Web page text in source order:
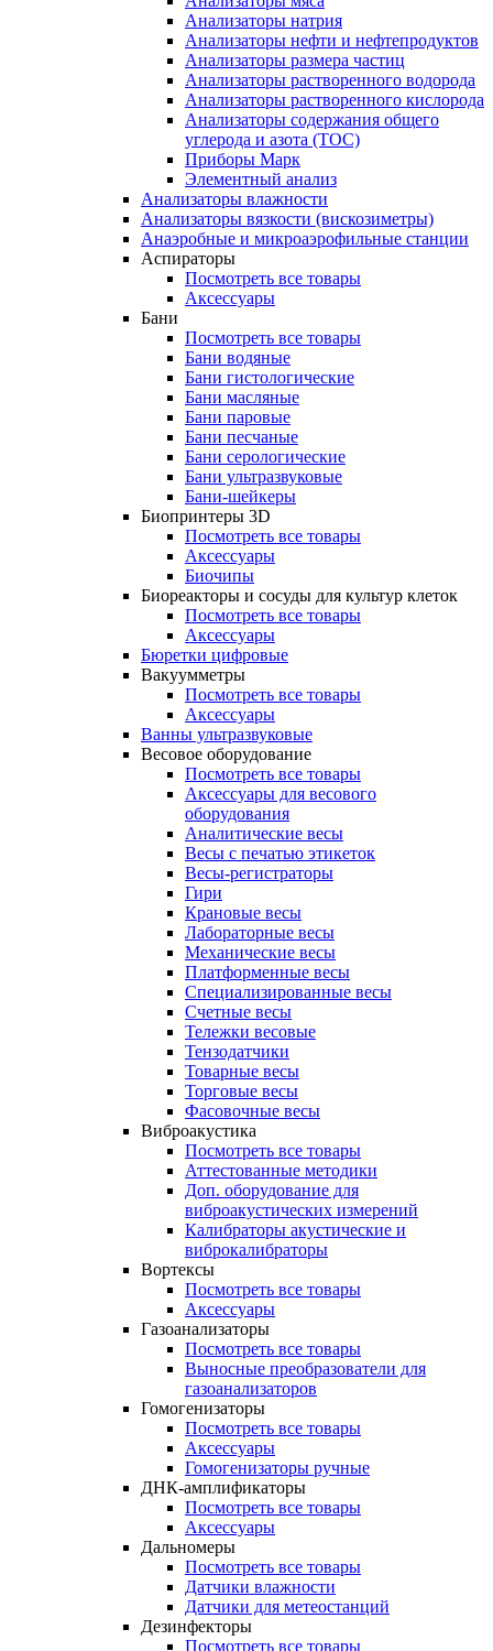
Анализаторы натрия
Анализаторы нефти и нефтепродуктов
Анализаторы размера частиц
Анализаторы растворенного водорода
Анализаторы растворенного кислорода
Анализаторы содержания общего
углерода и азота (ТОС)
Приборы Марк
Элементный анализ
Анализаторы влажности
Анализаторы вязкости (вискозиметры)
Анаэробные и микроаэрофильные станции
Аспираторы
Посмотреть все товары
Аксессуары
Бани
Посмотреть все товары
Бани водяные
Бани гистологические
Бани масляные
Бани паровые
Бани песчаные
Бани серологические
Бани ультразвуковые
Бани-шейкеры
Биопринтеры 3D
Посмотреть все товары
Аксессуары
Биочипы
Биореакторы и сосуды для культур клеток
Посмотреть все товары
Аксессуары
Бюретки цифровые
Вакуумметры
Посмотреть все товары
Аксессуары
Ванны ультразвуковые
Весовое оборудование
Посмотреть все товары
Аксессуары для весового
оборудования
Аналитические весы
Весы с печатью этикеток
Весы-регистраторы
Гири
Крановые весы
Лабораторные весы
Механические весы
Платформенные весы
Специализированные весы
Счетные весы
Тележки весовые
Тензодатчики
Товарные весы
Торговые весы
Фасовочные весы
Виброакустика
Посмотреть все товары
Аттестованные методики
Доп. оборудование для
виброакустических измерений
Калибраторы акустические и
виброкалибраторы
Вортексы
Посмотреть все товары
Аксессуары
Газоанализаторы
Посмотреть все товары
Выносные преобразователи для
газоанализаторов
Гомогенизаторы
Посмотреть все товары
Аксессуары
Гомогенизаторы ручные
ДНК-амплификаторы
Посмотреть все товары
Аксессуары
Дальномеры
Посмотреть все товары
Датчики влажности
Датчики для метеостанций
Дезинфекторы
Посмотреть все товары